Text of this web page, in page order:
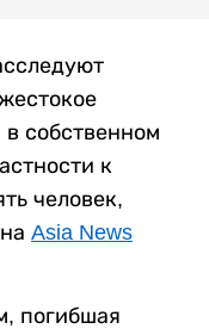
собственном
к
человек,
Asia News
погибшая